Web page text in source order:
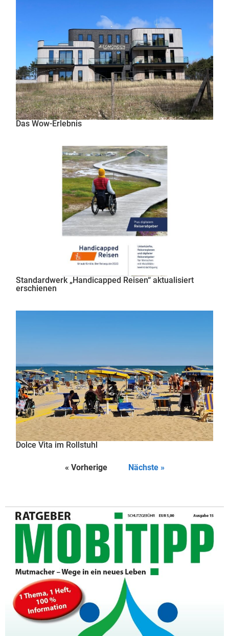
Das Wow-Erlebnis
Standardwerk „Handicapped Reisen“ aktualisiert
erschienen
Dolce Vita im Rollstuhl
« Vorherige Nächste »